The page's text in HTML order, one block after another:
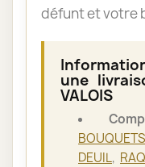
défunt et votre
une
VALOIS
BOUQUETS
DEUIL,